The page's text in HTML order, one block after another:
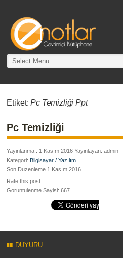
Select Menu
Etiket:Pc Temizliği Ppt
Pc Temizliği
Yayinlanma : 1 Kasım 2016 Yayinlayan: admin
Kategori: Bilgisayar / Yazılım
Son Duzenleme 1 Kasım 2016
Rate this post :
Goruntulenme Sayisi: 667
DUYURU